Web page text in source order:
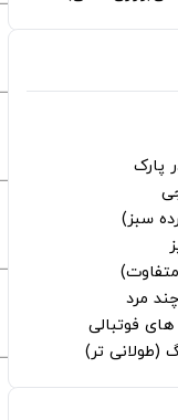
پارک
مرد
فوتبالی
(طولانی تر)